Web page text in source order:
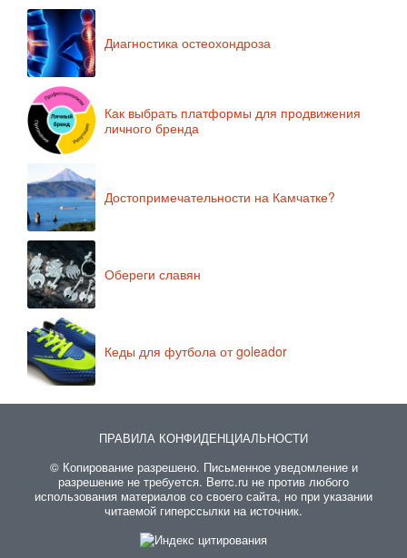
Диагностика остеохондроза
Как выбрать платформы для продвижения
личного бренда
Достопримечательности на Камчатке?
Обереги славян
Кеды для футбола от goleador
ПРАВИЛА КОНФИДЕНЦИАЛЬНОСТИ
© Копирование разрешено. Письменное уведомление и
разрешение не требуется. Berrc.ru не против любого
использования материалов со своего сайта, но при указании
читаемой гиперссылки на источник.